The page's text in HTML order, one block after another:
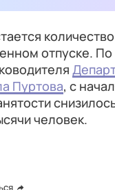
отпуске.
Пуртова, с
человек.